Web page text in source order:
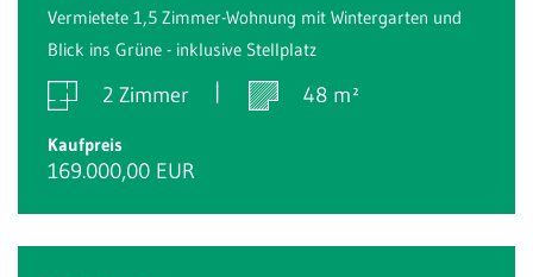
Vermietete 1,5 Zimmer-Wohnung mit Wintergarten und
Blick ins Grüne - inklusive Stellplatz
2 Zimmer 48 m²
Kaufpreis
169.000,00 EUR